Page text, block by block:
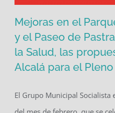
Mejoras en el
y el Paseo de
Mejoras en el
y el Paseo de
la Salud, las
Alcalá para el
El Grupo Municipal